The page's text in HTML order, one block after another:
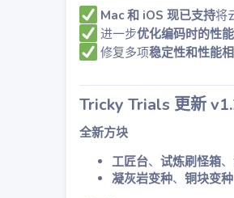
Mac 和 iOS 现已支持将
进一步优化编码时的性能
修复多项稳定性和性能
Tricky Trials 更新
全新方块
工匠台、 试炼刷怪箱、
凝灰岩变种、 铜块变种